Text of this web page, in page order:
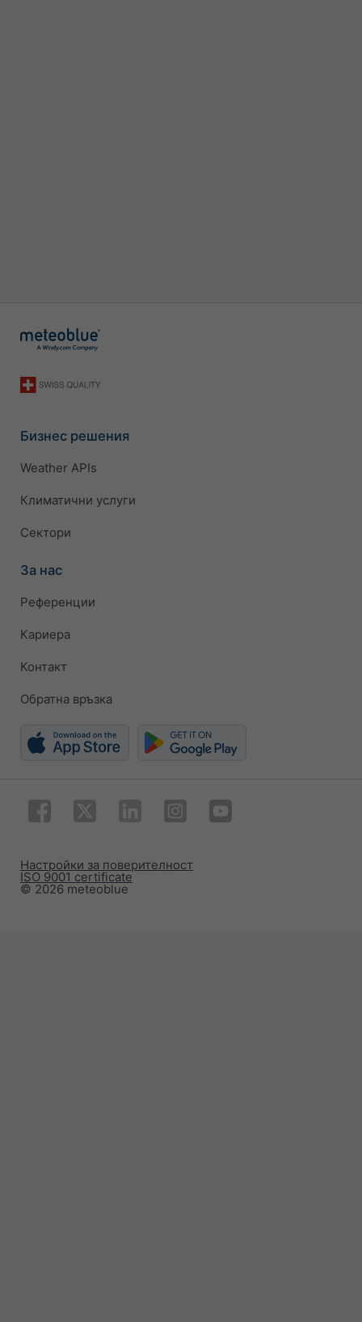
Бизнес решения
Weather APIs
Климатични услуги
Сектори
За нас
Референции
Кариера
Контакт
Обратна връзка
© 2026 meteoblue
ISO 9001 certificate
Настройки за поверителност